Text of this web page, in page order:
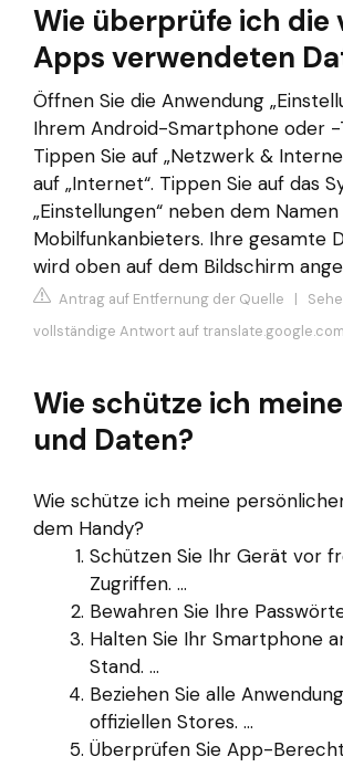
Wie überprüfe ich die
Apps verwendeten
Öffnen Sie die Anwendung
Ihrem Android-Smartphone oder -
Tippen Sie auf „Netzwerk &
auf „Internet“. Tippen Sie auf das
„Einstellungen“ neben dem
Mobilfunkanbieters. Ihre gesamte
wird oben auf dem Bildschirm
Antrag auf Entfernung der Quelle |
vollständige Antwort auf
Wie schütze ich
und Daten?
Wie schütze ich meine
dem Handy?
Schützen Sie Ihr Gerät vor
Zugriffen. ...
Bewahren Sie Ihre
Halten Sie Ihr Smartphone
Stand. ...
Beziehen Sie alle
offiziellen Stores. ...
Überprüfen Sie App-